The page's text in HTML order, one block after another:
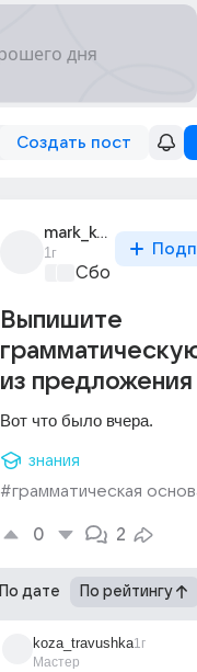
Создать пост
mark_kesler_7
1г
Сборная
Выпишите
из предложения
Вот что было вчера.
знания
#грамматическая
0 2
По дате По рейтингу
koza_travushka
Мастер
1г